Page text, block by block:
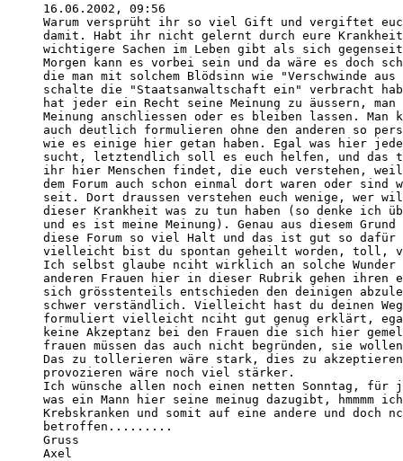
16.06.2002, 09:56
Warum versprüht ihr so viel Gift und vergiftet
damit. Habt ihr nicht gelernt durch eure
wichtigere Sachen im Leben gibt als sich
Morgen kann es vorbei sein und da wäre es doch
die man mit solchem Blödsinn wie "Verschwinde
schalte die "Staatsanwaltschaft ein" verbracht
hat jeder ein Recht seine Meinung zu äussern,
Meinung anschliessen oder es bleiben lassen. Man
auch deutlich formulieren ohne den anderen so
wie es einige hier getan haben. Egal was hier
sucht, letztendlich soll es euch helfen, und
ihr hier Menschen findet, die euch verstehen,
dem Forum auch schon einmal dort waren oder
seit. Dort draussen verstehen euch wenige, wer
dieser Krankheit was zu tun haben (so denke ich
und es ist meine Meinung). Genau aus diesem
diese Forum so viel Halt und das ist gut so
vielleicht bist du spontan geheilt worden, toll,
Ich selbst glaube nciht wirklich an solche
anderen Frauen hier in dieser Rubrik gehen ihren
sich grösstenteils entschieden den deinigen
schwer verständlich. Vielleicht hast du deinen
formuliert vielleicht nciht gut genug erklärt,
keine Akzeptanz bei den Frauen die sich hier
frauen müssen das auch nicht begründen, sie
Das zu tollerieren wäre stark, dies zu
provozieren wäre noch viel stärker.
Ich wünsche allen noch einen netten Sonntag,
was ein Mann hier seine meinug dazugibt, hmmmm
Krebskranken und somit auf eine andere und
betroffen.........
Gruss
Axel